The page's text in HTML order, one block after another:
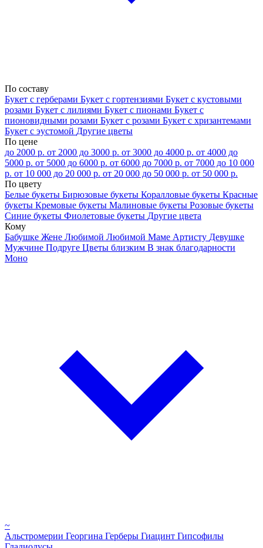
По составу
Букет с герберами Букет с гортензиями Букет с кустовыми
розами Букет с лилиями Букет с пионами Букет с
пионовидными розами Букет с розами Букет с хризантемами
Букет с эустомой Другие цветы
По цене
до 2000 р. от 2000 до 3000 р. от 3000 до 4000 р. от 4000 до
5000 р. от 5000 до 6000 р. от 6000 до 7000 р. от 7000 до 10 000
р. от 10 000 до 20 000 р. от 20 000 до 50 000 р. от 50 000 р.
По цвету
Белые букеты Бирюзовые букеты Коралловые букеты Красные
букеты Кремовые букеты Малиновые букеты Розовые букеты
Синие букеты Фиолетовые букеты Другие цвета
Кому
Бабушке Жене Любимой Любимой Маме Артисту Девушке
Мужчине Подруге Цветы близким В знак благодарности
Моно
~
Альстромерии Георгина Герберы Гиацинт Гипсофилы